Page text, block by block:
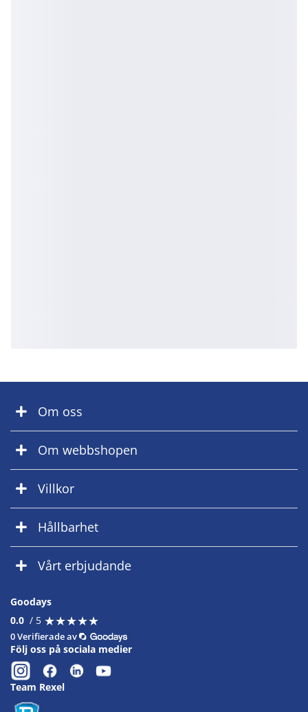
Om oss
Om webbshopen
Villkor
Hållbarhet
Vårt erbjudande
Goodays
0.0 / 5 ★★★★★
★★★★★
0 Verifierade av
Följ oss på sociala medier
Team Rexel